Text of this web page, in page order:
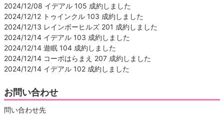
2024/12/08 イデアル 105 成約しました
2024/12/12 トゥインクル 103 成約しました
2024/12/13 レインボーヒルズ 201 成約しました
2024/12/14 イデアル 103 成約しました
2024/12/14 遊眠 104 成約しました
2024/12/14 コーポはらまえ 207 成約しました
2024/12/14 イデアル 102 成約しました
お問い合わせ
問い合わせ先